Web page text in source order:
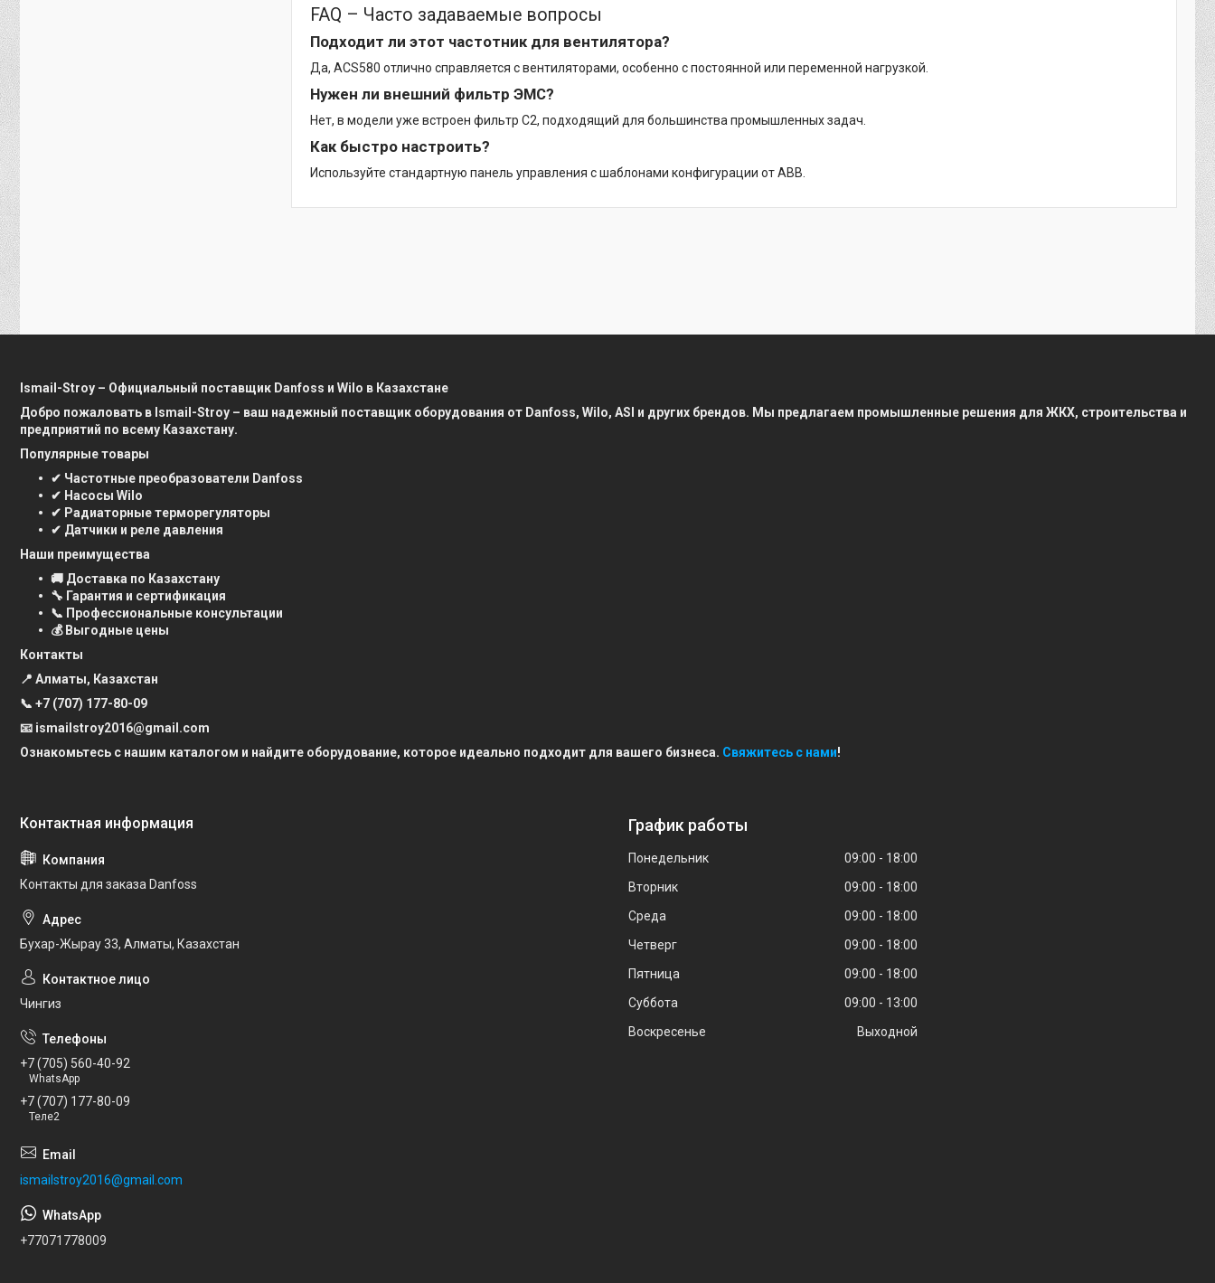
FAQ – Часто задаваемые вопросы
Подходит ли этот частотник для вентилятора?
Да, ACS580 отлично справляется с вентиляторами, особенно с постоянной или переменной нагрузкой.
Нужен ли внешний фильтр ЭМС?
Нет, в модели уже встроен фильтр C2, подходящий для большинства промышленных задач.
Как быстро настроить?
Используйте стандартную панель управления с шаблонами конфигурации от ABB.
Ismail-Stroy – Официальный поставщик Danfoss и Wilo в Казахстане
Добро пожаловать в Ismail-Stroy – ваш надежный поставщик оборудования от Danfoss, Wilo, ASI и других брендов. Мы предлагаем промышленные решения для ЖКХ, строительства и
предприятий по всему Казахстану.
Популярные товары
✔ Частотные преобразователи Danfoss
✔ Насосы Wilo
✔ Радиаторные терморегуляторы
✔ Датчики и реле давления
Наши преимущества
🚚 Доставка по Казахстану
🔧 Гарантия и сертификация
📞 Профессиональные консультации
💰 Выгодные цены
Контакты
📍 Алматы, Казахстан
📞 +7 (707) 177-80-09
📧 ismailstroy2016@gmail.com
Ознакомьтесь с нашим каталогом и найдите оборудование, которое идеально подходит для вашего бизнеса. Свяжитесь с нами!
Контакты для заказа Danfoss
Бухар-Жырау 33, Алматы, Казахстан
Чингиз
+7 (705) 560-40-92
WhatsApp
+7 (707) 177-80-09
Теле2
ismailstroy2016@gmail.com
+77071778009
График работы
Понедельник 09:00
18:00
Вторник
09:00
18:00
Среда
09:00
18:00
Четверг
09:00
18:00
Пятница
09:00
18:00
Суббота
09:00
13:00
Воскресенье
Выходной